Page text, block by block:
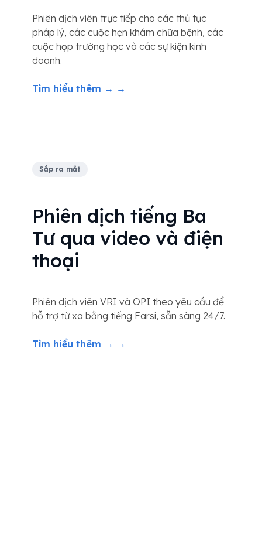
Phiên dịch viên trực tiếp cho các thủ tục
pháp lý, các cuộc hẹn khám chữa bệnh, các
cuộc họp trường học và các sự kiện kinh
doanh.
Tìm hiểu thêm → →
Sắp ra mắt
Phiên dịch tiếng Ba
Tư qua video và điện
thoại
Phiên dịch viên VRI và OPI theo yêu cầu để
hỗ trợ từ xa bằng tiếng Farsi, sẵn sàng 24/7.
Tìm hiểu thêm → →